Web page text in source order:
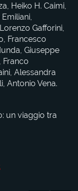
Heiko H. Caimi,
Gafforini,
Francesco
Giuseppe
Franco
Alessandra
Antonio Vena.
un viaggio tra